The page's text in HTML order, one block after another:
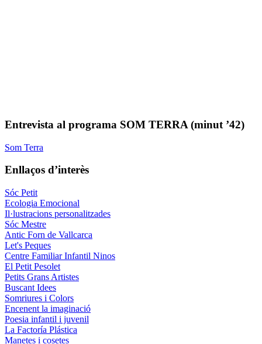
Entrevista al programa SOM TERRA (minut ’42)
Som Terra
Enllaços d’interès
Sóc Petit
Ecologia Emocional
Il·lustracions personalitzades
Sóc Mestre
Antic Forn de Vallcarca
Let's Peques
Centre Familiar Infantil Ninos
El Petit Pesolet
Petits Grans Artistes
Buscant Idees
Somriures i Colors
Encenent la imaginació
Poesia infantil i juvenil
La Factoría Plástica
Manetes i cosetes